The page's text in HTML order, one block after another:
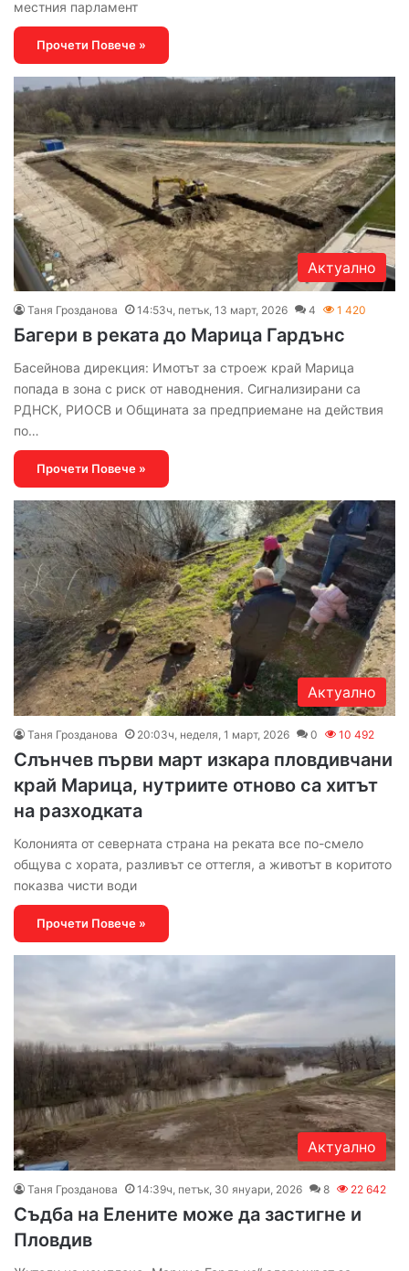
местния парламент
Прочети Повече »
Актуално
Таня Грозданова 14:53ч, петък, 13 март, 2026 4 1 420
Багери в реката до Марица Гардънс
Басейнова дирекция: Имотът за строеж край Марица
попада в зона с риск от наводнения. Сигнализирани са
РДНСК, РИОСВ и Общината за предприемане на действия
по…
Прочети Повече »
Актуално
Таня Грозданова 20:03ч, неделя, 1 март, 2026 0 10 492
Слънчев първи март изкара пловдивчани
край Марица, нутриите отново са хитът
на разходката
Колонията от северната страна на реката все по-смело
общува с хората, разливът се оттегля, а животът в коритото
показва чисти води
Прочети Повече »
Актуално
Таня Грозданова 14:39ч, петък, 30 януари, 2026 8 22 642
Съдба на Елените може да застигне и
Пловдив